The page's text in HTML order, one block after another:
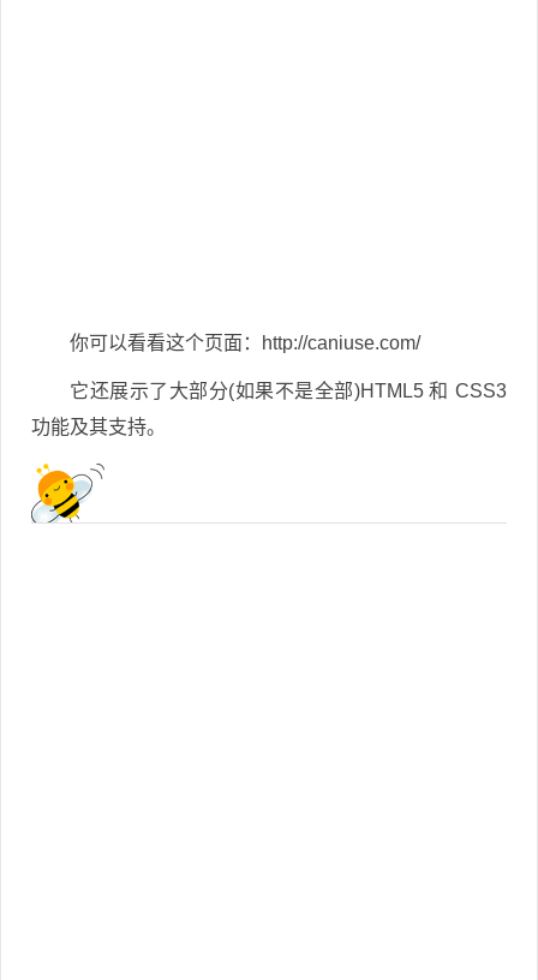
你可以看看这个页面：http://caniuse.com/
它还展示了大部分(如果不是全部)HTML5 和 CSS3
功能及其支持。